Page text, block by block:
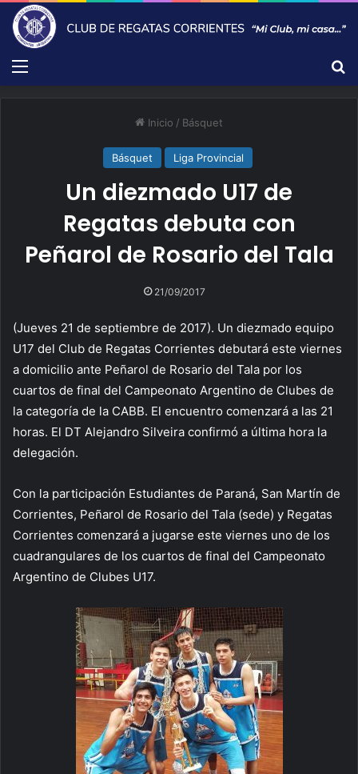
Menú
Inicio / Básquet
Básquet Liga Provincial
Un diezmado U17 de
Regatas debuta con
Peñarol de Rosario del Tala
21/09/2017
(Jueves 21 de septiembre de 2017). Un diezmado equipo
U17 del Club de Regatas Corrientes debutará este viernes
a domicilio ante Peñarol de Rosario del Tala por los
cuartos de final del Campeonato Argentino de Clubes de
la categoría de la CABB. El encuentro comenzará a las 21
horas. El DT Alejandro Silveira confirmó a última hora la
delegación.
Con la participación Estudiantes de Paraná, San Martín de
Corrientes, Peñarol de Rosario del Tala (sede) y Regatas
Corrientes comenzará a jugarse este viernes uno de los
cuadrangulares de los cuartos de final del Campeonato
Argentino de Clubes U17.